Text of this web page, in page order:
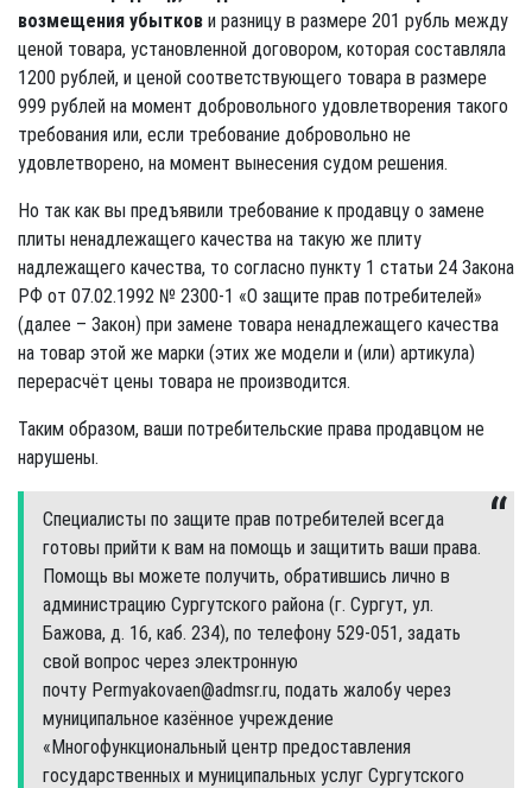
возмещения убытков и разницу в размере 201 рубль между
ценой товара, установленной договором, которая составляла
1200 рублей, и ценой соответствующего товара в размере
999 рублей на момент добровольного удовлетворения такого
требования или, если требование добровольно не
удовлетворено, на момент вынесения судом решения.
Но так как вы предъявили требование к продавцу о замене
плиты ненадлежащего качества на такую же плиту
надлежащего качества, то согласно пункту 1 статьи 24 Закона
РФ от 07.02.1992 № 2300-1 «О защите прав потребителей»
(далее – Закон) при замене товара ненадлежащего качества
на товар этой же марки (этих же модели и (или) артикула)
перерасчёт цены товара не производится.
Таким образом, ваши потребительские права продавцом не
нарушены.
Специалисты по защите прав потребителей всегда
готовы прийти к вам на помощь и защитить ваши права.
Помощь вы можете получить, обратившись лично в
администрацию Сургутского района (г. Сургут, ул.
Бажова, д. 16, каб. 234), по телефону 529-051, задать
свой вопрос через электронную
почту Permyakovaen@admsr.ru, подать жалобу через
муниципальное казённое учреждение
«Многофункциональный центр предоставления
государственных и муниципальных услуг Сургутского